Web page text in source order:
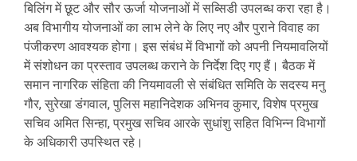
बिलिंग में छूट और सौर ऊर्जा योजनाओं में सब्सिडी उपलब्ध करा रहा है।
अब विभागीय योजनाओं का लाभ लेने के लिए नए और पुराने विवाह का
पंजीकरण आवश्यक होगा। इस संबंध में विभागों को अपनी नियमावलियों
में संशोधन का प्रस्ताव उपलब्ध कराने के निर्देश दिए गए हैं। बैठक में
समान नागरिक संहिता की नियमावली से संबंधित समिति के सदस्य मनु
गौर, सुरेखा डंगवाल, पुलिस महानिदेशक अभिनव कुमार, विशेष प्रमुख
सचिव अमित सिन्हा, प्रमुख सचिव आरके सुधांशु सहित विभिन्न विभागों
के अधिकारी उपस्थित रहे।